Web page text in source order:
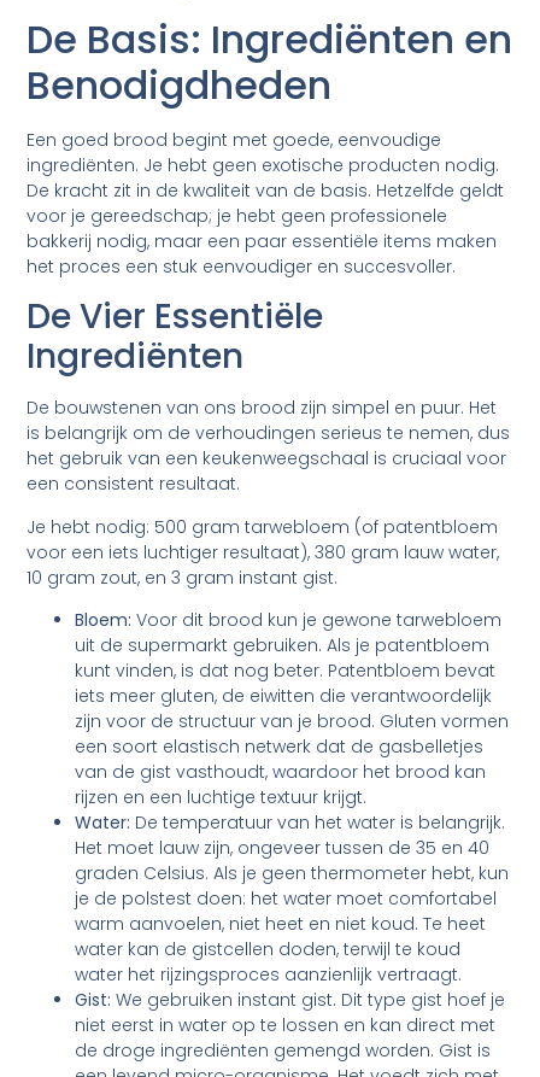
De Basis: Ingrediënten en
Benodigdheden
Een goed brood begint met goede, eenvoudige
ingrediënten. Je hebt geen exotische producten nodig.
De kracht zit in de kwaliteit van de basis. Hetzelfde geldt
voor je gereedschap; je hebt geen professionele
bakkerij nodig, maar een paar essentiële items maken
het proces een stuk eenvoudiger en succesvoller.
De Vier Essentiële
Ingrediënten
De bouwstenen van ons brood zijn simpel en puur. Het
is belangrijk om de verhoudingen serieus te nemen, dus
het gebruik van een keukenweegschaal is cruciaal voor
een consistent resultaat.
Je hebt nodig: 500 gram tarwebloem (of patentbloem
voor een iets luchtiger resultaat), 380 gram lauw water,
10 gram zout, en 3 gram instant gist.
Bloem: Voor dit brood kun je gewone tarwebloem
uit de supermarkt gebruiken. Als je patentbloem
kunt vinden, is dat nog beter. Patentbloem bevat
iets meer gluten, de eiwitten die verantwoordelijk
zijn voor de structuur van je brood. Gluten vormen
een soort elastisch netwerk dat de gasbelletjes
van de gist vasthoudt, waardoor het brood kan
rijzen en een luchtige textuur krijgt.
Water: De temperatuur van het water is belangrijk.
Het moet lauw zijn, ongeveer tussen de 35 en 40
graden Celsius. Als je geen thermometer hebt, kun
je de polstest doen: het water moet comfortabel
warm aanvoelen, niet heet en niet koud. Te heet
water kan de gistcellen doden, terwijl te koud
water het rijzingsproces aanzienlijk vertraagt.
Gist: We gebruiken instant gist. Dit type gist hoef je
niet eerst in water op te lossen en kan direct met
de droge ingrediënten gemengd worden. Gist is